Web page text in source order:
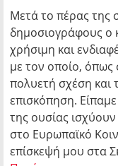
Μετά το πέρας της
δημοσιογράφους ο
χρήσιμη και
με τον οποίο, όπως
πολυετή σχέση και
επισκόπηση.
της ουσίας
στο Ευρωπαϊκό
επίσκεψή μου στα